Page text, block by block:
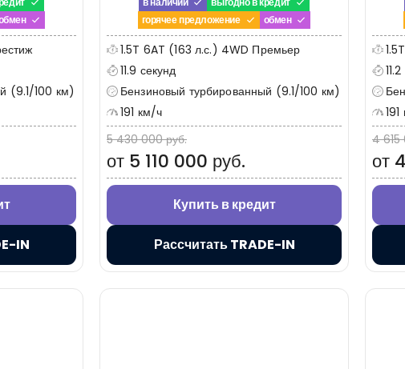
(9.1/100 км)
IN
горячее предложение
обмен
1.5T 6AT (163 л.с.) 4WD Премьер
11.9 секунд
Бензиновый турбированный (9.1/100 км)
191 км/ч
5 430 000 руб.
от 5 110 000 руб.
Купить в кредит
Рассчитать TRADE-IN
4 615
от